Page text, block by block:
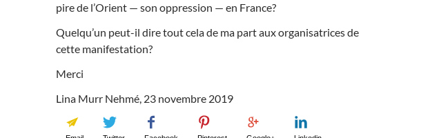
pire de l’Orient — son oppression — en France?
Quelqu’un peut-il dire tout cela de ma part aux organisatrices de
cette manifestation?
Merci
Lina Murr Nehmé, 23 novembre 2019